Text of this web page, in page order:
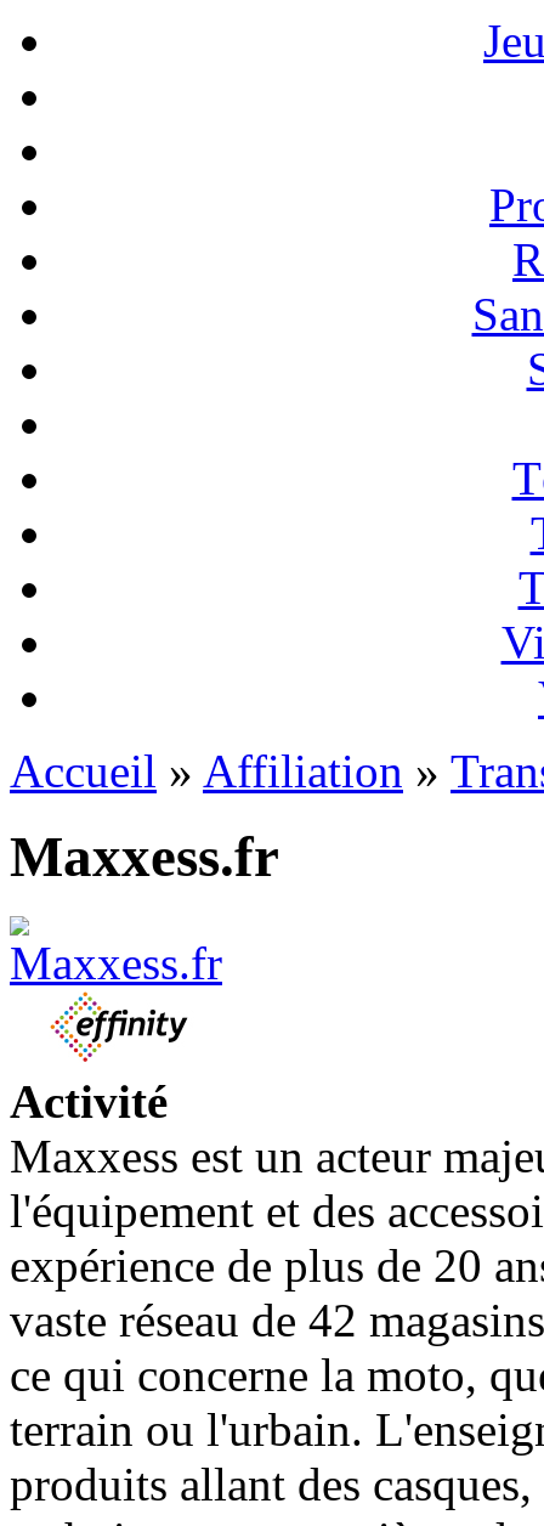
Accueil » Affiliation »
Maxxess.fr
Activité
Maxxess est un acteur
l'équipement et des
expérience de plus de 20
vaste réseau de 42
ce qui concerne la moto,
terrain ou l'urbain.
produits allant des